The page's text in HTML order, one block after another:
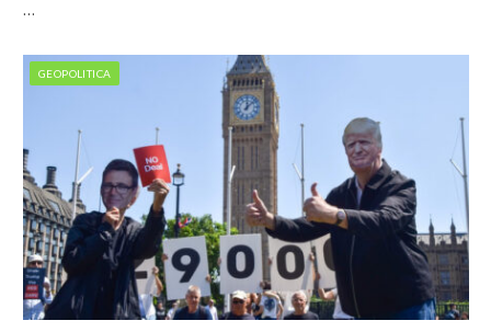
…
GEOPOLITICA